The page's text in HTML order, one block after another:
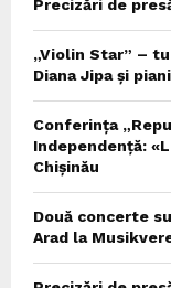
Precizări de
„Violin Star” –
Diana Jipa și
Conferința
Independență:
Chișinău
Două concerte
Arad la